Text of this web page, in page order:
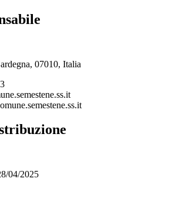
07010, Italia
04/2025